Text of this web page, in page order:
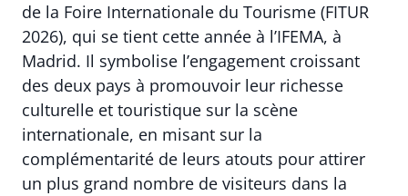
de la Foire Internationale du Tourisme (FITUR
2026), qui se tient cette année à l’IFEMA, à
Madrid. Il symbolise l’engagement croissant
des deux pays à promouvoir leur richesse
culturelle et touristique sur la scène
internationale, en misant sur la
complémentarité de leurs atouts pour attirer
un plus grand nombre de visiteurs dans la